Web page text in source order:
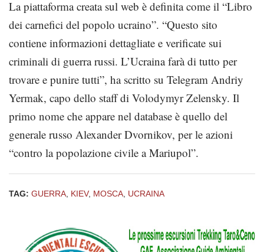
La piattaforma creata sul web è definita come il “Libro
dei carnefici del popolo ucraino”. “Questo sito
contiene informazioni dettagliate e verificate sui
criminali di guerra russi. L’Ucraina farà di tutto per
trovare e punire tutti”, ha scritto su Telegram Andriy
Yermak, capo dello staff di Volodymyr Zelensky. Il
primo nome che appare nel database è quello del
generale russo Alexander Dvornikov, per le azioni
“contro la popolazione civile a Mariupol”.
TAG: GUERRA, KIEV, MOSCA, UCRAINA